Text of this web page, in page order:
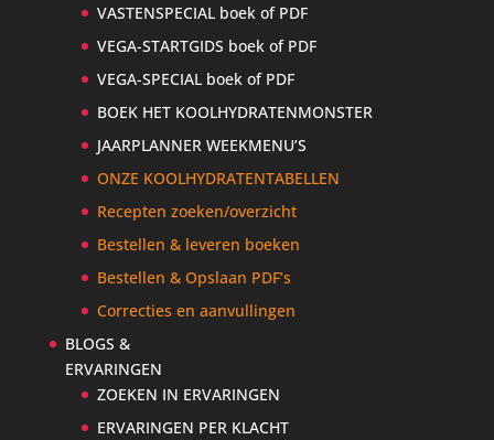
VASTENSPECIAL boek of PDF
VEGA-STARTGIDS boek of PDF
VEGA-SPECIAL boek of PDF
BOEK HET KOOLHYDRATENMONSTER
JAARPLANNER WEEKMENU’S
ONZE KOOLHYDRATENTABELLEN
Recepten zoeken/overzicht
Bestellen & leveren boeken
Bestellen & Opslaan PDF’s
Correcties en aanvullingen
BLOGS &
ERVARINGEN
ZOEKEN IN ERVARINGEN
ERVARINGEN PER KLACHT